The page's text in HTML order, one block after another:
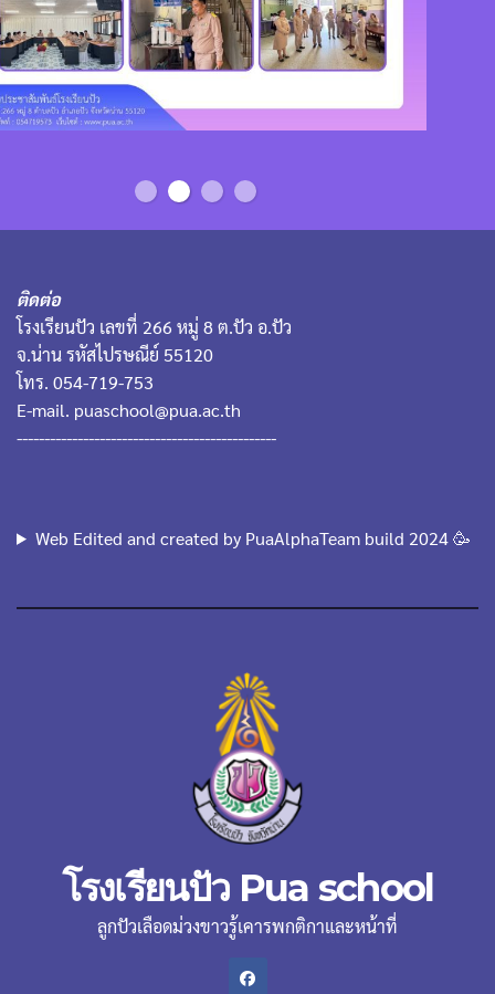
ติดต่อ
โรงเรียนปัว เลขที่ 266 หมู่ 8 ต.ปัว อ.ปัว
จ.น่าน รหัสไปรษณีย์ 55120
โทร. 054-719-753
E-mail. puaschool@pua.ac.th
-----------------------------------------------
Web Edited and created by PuaAlphaTeam build 2024 🥳
โรงเรียนปัว Pua school
ลูกปัวเลือดม่วงขาวรู้เคารพกติกาและหน้าที่